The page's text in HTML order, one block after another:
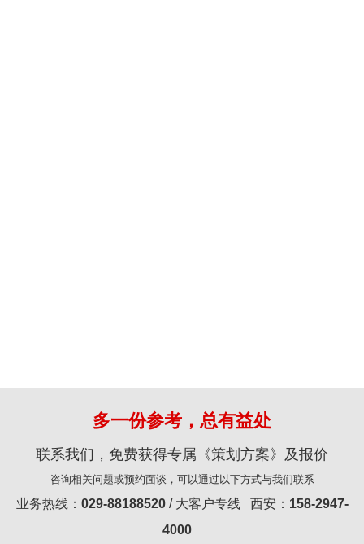
多一份参考，总有益处
联系我们，免费获得专属《策划方案》及报价
咨询相关问题或预约面谈，可以通过以下方式与我们联系
业务热线： 029-88188520/ 大客户专线 西安： 158-2947-
4000